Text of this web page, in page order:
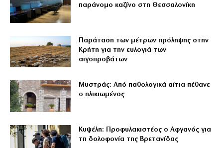
παράνομο καζίνο στη Θεσσαλονίκη
Παράταση των μέτρων πρόληψης στην
Κρήτη για την ευλογιά των
αιγοπροβάτων
Μυστράς: Από παθολογικά αίτια πέθανε
ο ηλικιωμένος
Κυψέλη: Προφυλακιστέος ο Αφγανός για
τη δολοφονία της Βρετανίδας